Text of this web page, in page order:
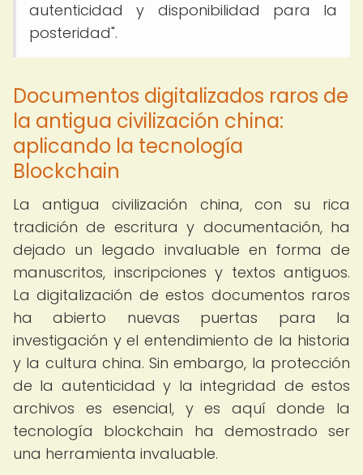
autenticidad y disponibilidad para la
posteridad".
Documentos digitalizados raros de
la antigua civilización china:
aplicando la tecnología
Blockchain
La antigua civilización china, con su rica
tradición de escritura y documentación, ha
dejado un legado invaluable en forma de
manuscritos, inscripciones y textos antiguos.
La digitalización de estos documentos raros
ha abierto nuevas puertas para la
investigación y el entendimiento de la historia
y la cultura china. Sin embargo, la protección
de la autenticidad y la integridad de estos
archivos es esencial, y es aquí donde la
tecnología blockchain ha demostrado ser
una herramienta invaluable.